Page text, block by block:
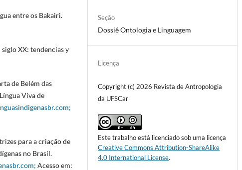
entre os Bakairi.
XX: tendencias y
de Belém das
Viva de
para a criação de
no Brasil.
Acesso em:
Seção
Dossiê Ontologia e Linguagem
Licença
Copyright (c) 2026 Revista de Antropologia
da UFSCar
Este trabalho está licenciado sob uma licença
Creative Commons Attribution-ShareAlike
4.0 International License.